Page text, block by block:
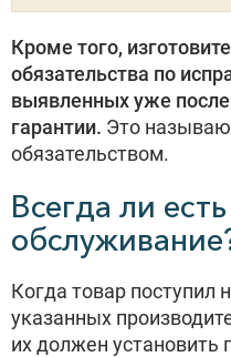
Кроме того,
обязательства по
выявленных уже после
гарантии. Это
обязательством.
Всегда ли
Когда товар поступил
указанных
их должен установить